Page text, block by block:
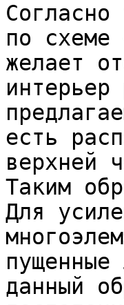
Согласно
по
желает
есть
верхней
Таким
Для
данный